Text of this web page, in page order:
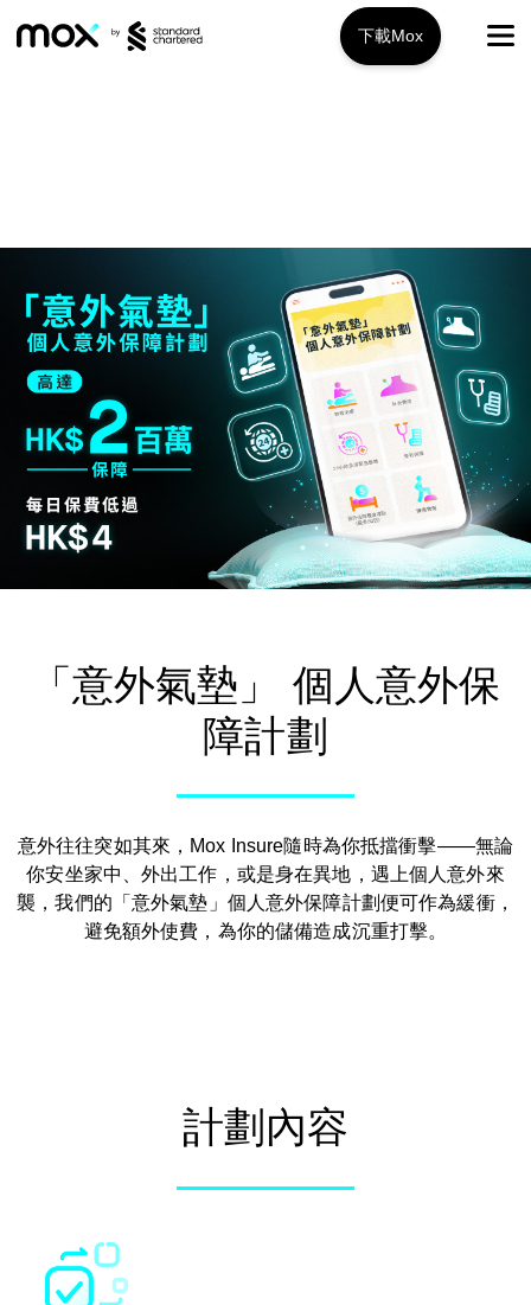
下載Mox
服務特色
Mox+
Mox信用卡
Mox Invest
Mox Insure
精明理財
「即時借」
精明儲蓄
Mox FX
Mox特色一覽
推廣優惠
關於我們
常見問題
「意外氣墊」 個人意外保
障計劃
意外往往突如其來，Mox Insure隨時為你抵擋衝擊——無論
你安坐家中、外出工作，或是身在異地，遇上個人意外來
襲，我們的「意外氣墊」個人意外保障計劃便可作為緩衝，
避免額外使費，為你的儲備造成沉重打擊。
計劃內容